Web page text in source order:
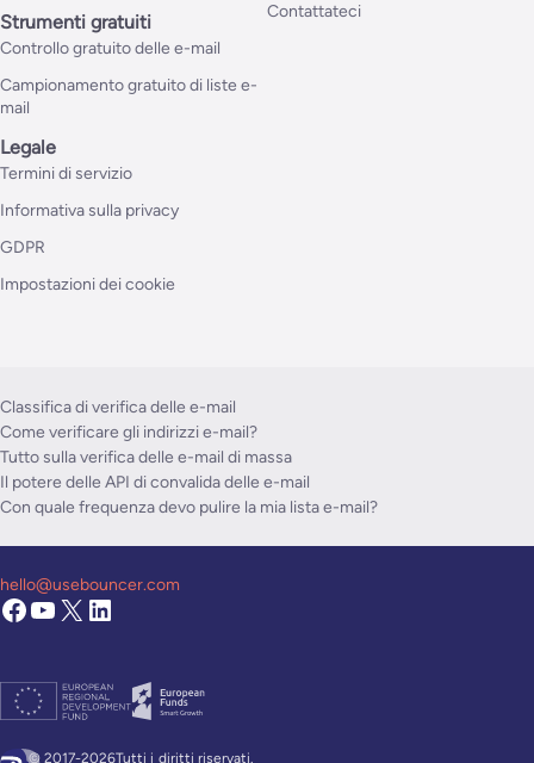
Strumenti gratuiti
Controllo gratuito delle e-mail
Campionamento gratuito di liste e-
mail
Contattateci
Legale
Termini di servizio
Informativa sulla privacy
GDPR
Impostazioni dei cookie
Classifica di verifica delle e-mail
Come verificare gli indirizzi e-mail?
Tutto sulla verifica delle e-mail di massa
Il potere delle API di convalida delle e-mail
Con quale frequenza devo pulire la mia lista e-mail?
© 2017-2026Tutti i diritti riservati.
hello@usebouncer.com